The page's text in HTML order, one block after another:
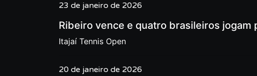
23 de janeiro de 2026
Ribeiro vence e quatro brasileiros jogam
Itajaí Tennis Open
20 de janeiro de 2026